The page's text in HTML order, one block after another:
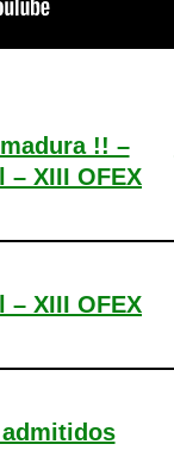
!! –
– XIII OFEX
– XIII OFEX